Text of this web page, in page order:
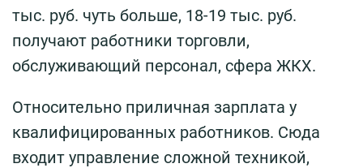
тыс. руб. чуть больше, 18-19 тыс. руб.
получают работники торговли,
обслуживающий персонал, сфера ЖКХ.
Относительно приличная зарплата у
квалифицированных работников. Сюда
входит управление сложной техникой,